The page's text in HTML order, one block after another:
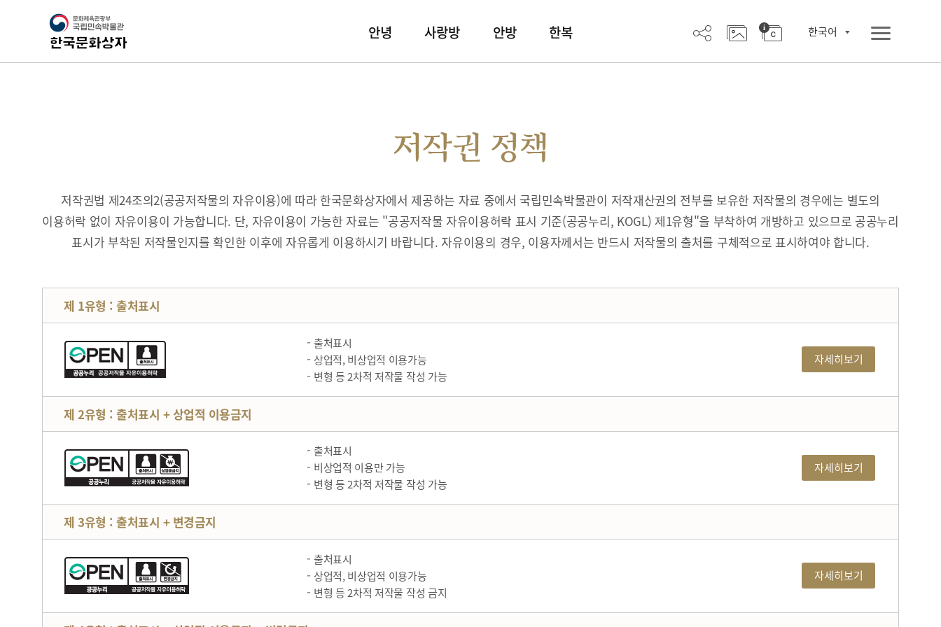
안녕 사랑방 안방 한복 한국어
저작권 정책
저작권법 제24조의2(공공저작물의 자유이용)에 따라 한국문화상자에서 제공하는 자료 중에서 국립민속박물관이 저작재산권의 전부를 보유한 저작물의 경우에는 별도의
이용허락 없이 자유이용이 가능합니다. 단, 자유이용이 가능한 자료는 "공공저작물 자유이용허락 표시 기준(공공누리, KOGL) 제1유형"을 부착하여 개방하고 있으므로 공공누리
표시가 부착된 저작물인지를 확인한 이후에 자유롭게 이용하시기 바랍니다. 자유이용의 경우, 이용자께서는 반드시 저작물의 출처를 구체적으로 표시하여야 합니다.
제 1유형 : 출처표시
출처표시
상업적, 비상업적 이용가능
변형 등 2차적 저작물 작성 가능
자세히보기
제 2유형 : 출처표시 + 상업적 이용금지
출처표시
비상업적 이용만 가능
변형 등 2차적 저작물 작성 가능
자세히보기
제 3유형 : 출처표시 + 변경금지
출처표시
상업적, 비상업적 이용가능
변형 등 2차적 저작물 작성 금지
자세히보기